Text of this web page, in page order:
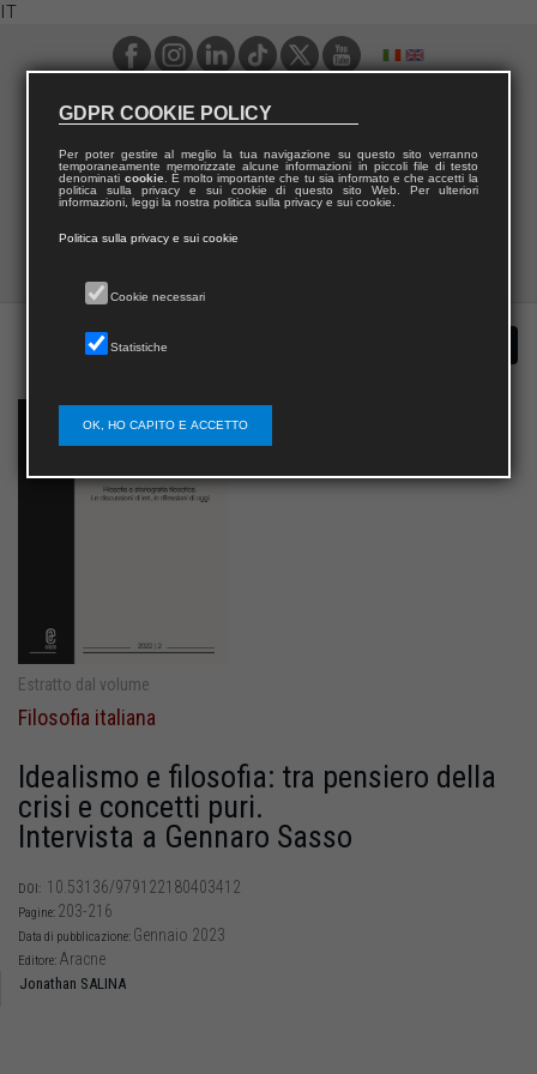
IT
Estratto dal volume
Filosofia italiana
Idealismo e filosofia: tra pensiero della
crisi e concetti puri.
Intervista a Gennaro Sasso
DOI: 10.53136/979122180403412
Pagine: 203-216
Data di pubblicazione: Gennaio 2023
Editore: Aracne
Jonathan SALINA
GDPR COOKIE POLICY
Per poter gestire al meglio la tua navigazione su questo sito verranno
temporaneamente memorizzate alcune informazioni in piccoli file di testo
denominati cookie. È molto importante che tu sia informato e che accetti la
politica sulla privacy e sui cookie di questo sito Web. Per ulteriori
informazioni, leggi la nostra politica sulla privacy e sui cookie.
Politica sulla privacy e sui cookie
Cookie necessari
Statistiche
OK, HO CAPITO E ACCETTO